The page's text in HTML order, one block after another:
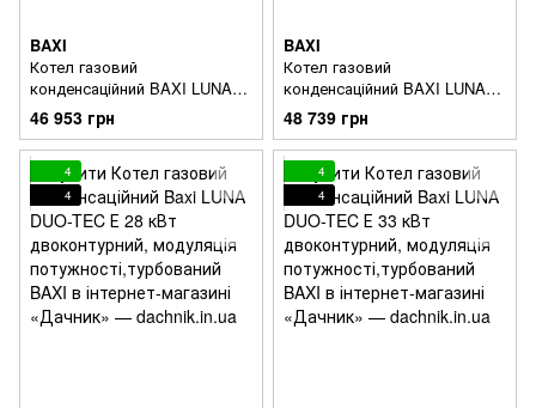
BAXI
Котел газовий
конденсаційний BAXI LUNA
Duo-tec E 1.24 модуляція
потужності, одноконтурний,
турбо, 24 кВт
46 953 грн
BAXI
Котел газовий
конденсаційний BAXI LUNA
Duo-tec E 1.28 модуляція
потужності, одноконтурний,
турбо, 28 кВт
48 739 грн
4
4
4
4